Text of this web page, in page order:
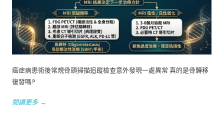
癌症病患術後常規骨頭掃描追蹤檢查意外發現一處異常 真的是骨轉移
復發嗎?
閱讀更多 →